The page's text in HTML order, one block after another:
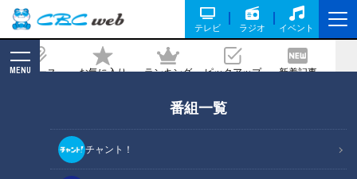
テレビ ラジオ イベント
ニュース お気に入り ランキング ピックアップ 新着記事
MENU
番組一覧
チャント！
ト！？世界初！プラスチックチューブ入
りケチャップを販売した東海発祥の企業